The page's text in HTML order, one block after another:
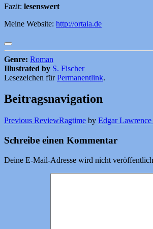
Fazit: lesenswert
Meine Website: http://ortaia.de
Genre: Roman
Illustrated by S. Fischer
Lesezeichen fürPermanentlink.
Beitragsnavigation
Previous ReviewRagtime by Edgar
Schreibe einen Kommentar
Deine E-Mail-Adresse wird nicht